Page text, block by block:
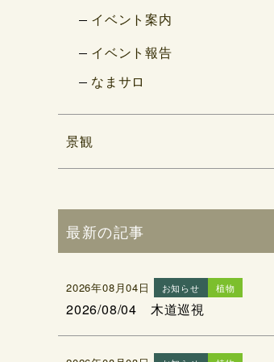
イベント案内
イベント報告
なまサロ
景観
最新の記事
2026年08月04日 お知らせ 植物
2026/08/04 木道巡視